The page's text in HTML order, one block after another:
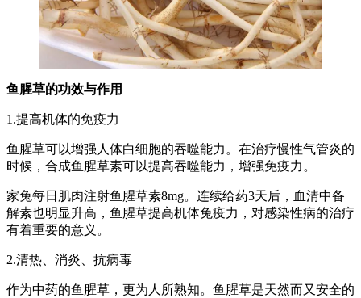
鱼腥草的功效与作用
1.提高机体的免疫力
鱼腥草可以增强人体白细胞的吞噬能力。在治疗慢性气管炎的
时候，合成鱼腥草素可以提高吞噬能力，增强免疫力。
家兔每日肌肉注射鱼腥草素8mg。连续给药3天后，血清中备
解素也明显升高，鱼腥草提高机体兔疫力，对感染性病的治疗
有着重要的意义。
2.清热、消炎、抗病毒
作为中药的鱼腥草，更为人所熟知。鱼腥草是天然而又安全的